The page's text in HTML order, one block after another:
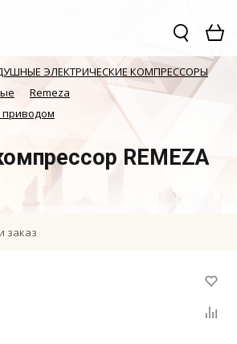
ЭЛЕКТРИЧЕСКИЕ КОМПРЕССОРЫ
Remeza
приводом
REMEZA
заказ